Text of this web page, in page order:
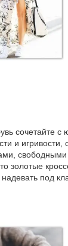
сочетайте с
и игривости,
золотые
под